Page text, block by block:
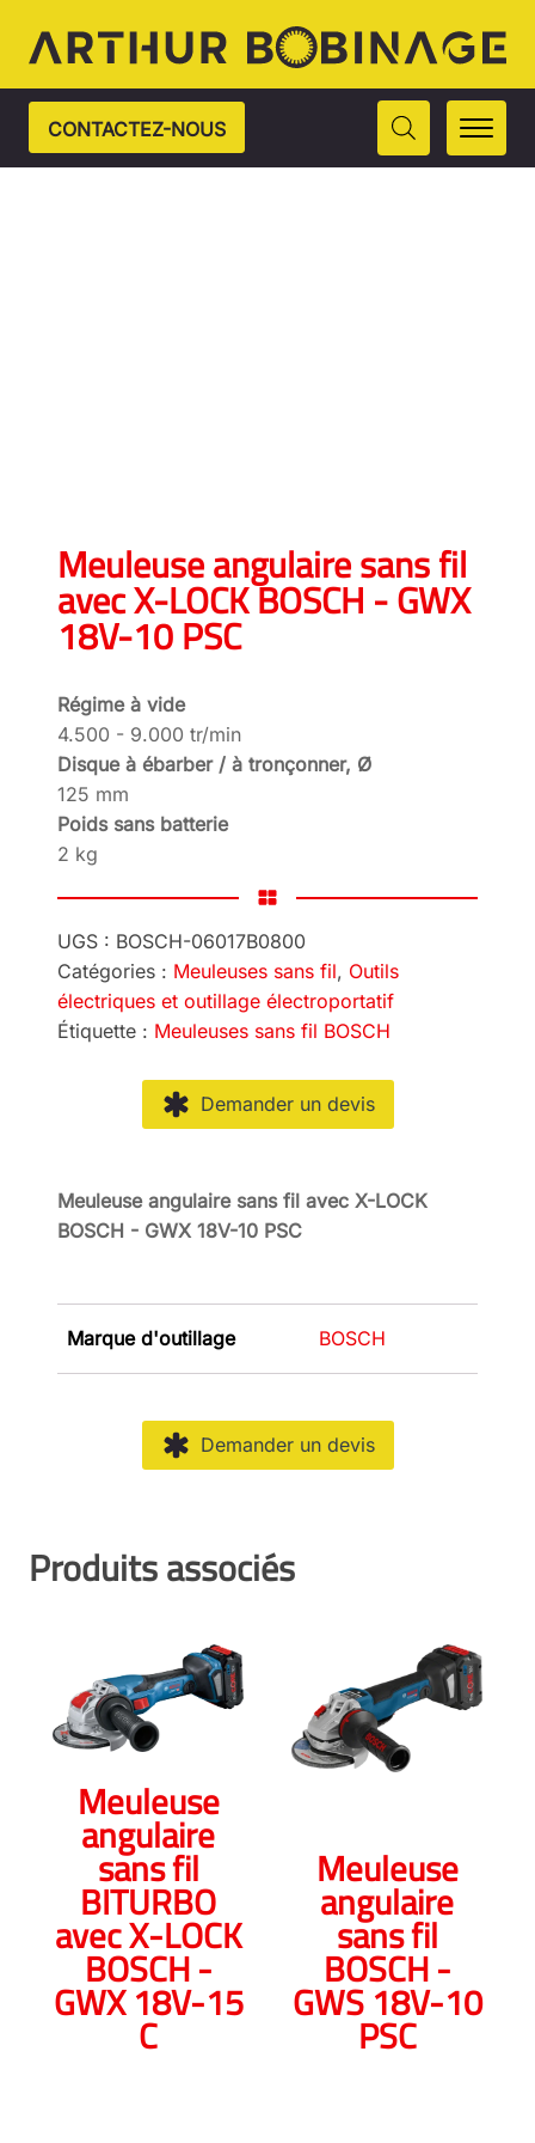
CONTACTEZ-NOUS
Meuleuse angulaire sans fil
avec X-LOCK BOSCH - GWX
18V-10 PSC
Régime à vide
4.500 - 9.000 tr/min
Disque à ébarber / à tronçonner, Ø
125 mm
Poids sans batterie
2 kg
UGS : BOSCH-06017B0800
Catégories : Meuleuses sans fil, Outils
électriques et outillage électroportatif
Étiquette : Meuleuses sans fil BOSCH
Demander un devis
Meuleuse angulaire sans fil avec X-LOCK
BOSCH - GWX 18V-10 PSC
Marque d'outillage BOSCH
Demander un devis
Produits associés
Meuleuse
angulaire
sans fil
BITURBO
avec X-LOCK
BOSCH -
GWX 18V-15
C
Meuleuse
angulaire
sans fil
BOSCH -
GWS 18V-10
PSC